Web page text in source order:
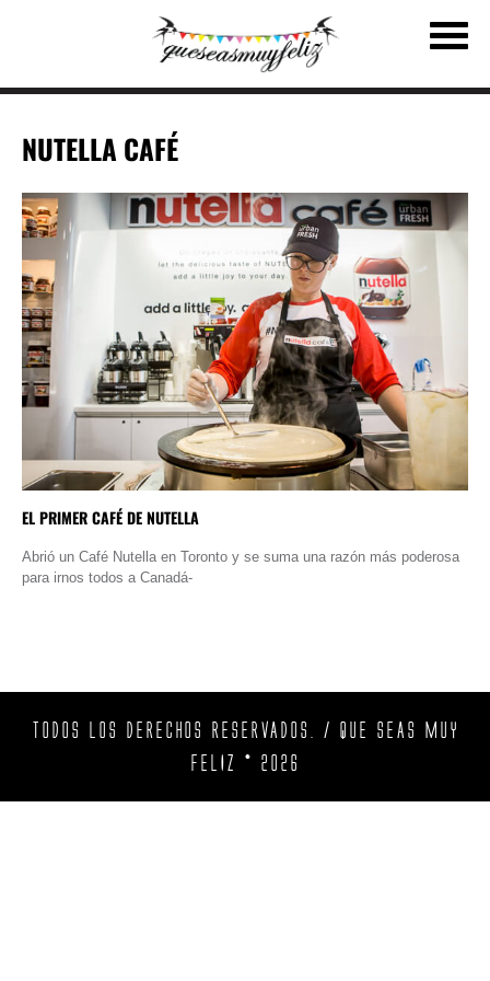
NUTELLA CAFÉ
EL PRIMER CAFÉ DE NUTELLA
Abrió un Café Nutella en Toronto y se suma una razón más poderosa
para irnos todos a Canadá-
TODOS LOS DERECHOS RESERVADOS. / QUE SEAS MUY
FELIZ © 2026